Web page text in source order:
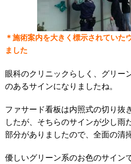
＊施術案内を大きく標示されていた
ました
眼科のクリニックらしく、グリー
のあるサインになりましたね。
ファサード看板は内照式の切り抜
したが、そちらのサインが少し雨
部分がありましたので、全面の清
優しいグリーン系のお色のサイン